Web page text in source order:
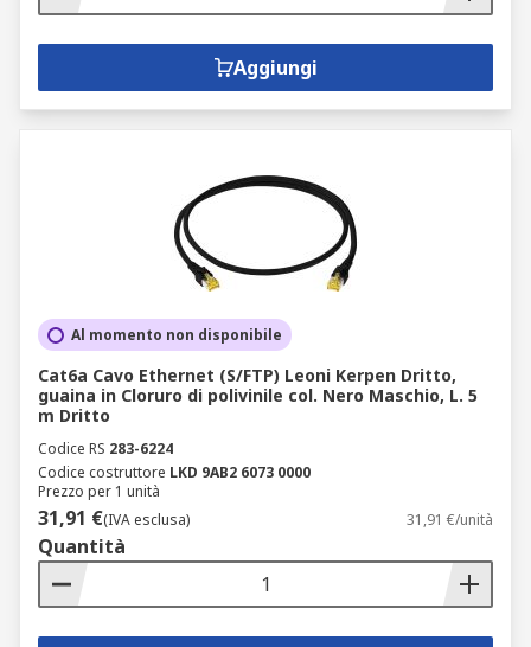
Aggiungi
Al momento non disponibile
Cat6a Cavo Ethernet (S/FTP) Leoni Kerpen Dritto,
guaina in Cloruro di polivinile col. Nero Maschio, L. 5
m Dritto
Codice RS 283-6224
Codice costruttore LKD 9AB2 6073 0000
Prezzo per 1 unità
31,91 €(IVA esclusa) 31,91 €/unità
Quantità